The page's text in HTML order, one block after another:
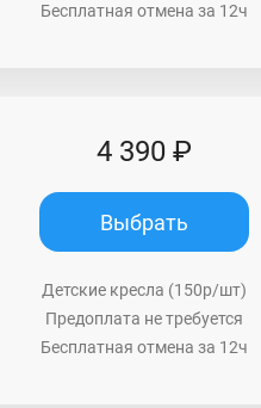
Бесплатная отмена за 12ч
4 390 ₽
Выбрать
Детские кресла (150р/шт)
Предоплата не требуется
Бесплатная отмена за 12ч